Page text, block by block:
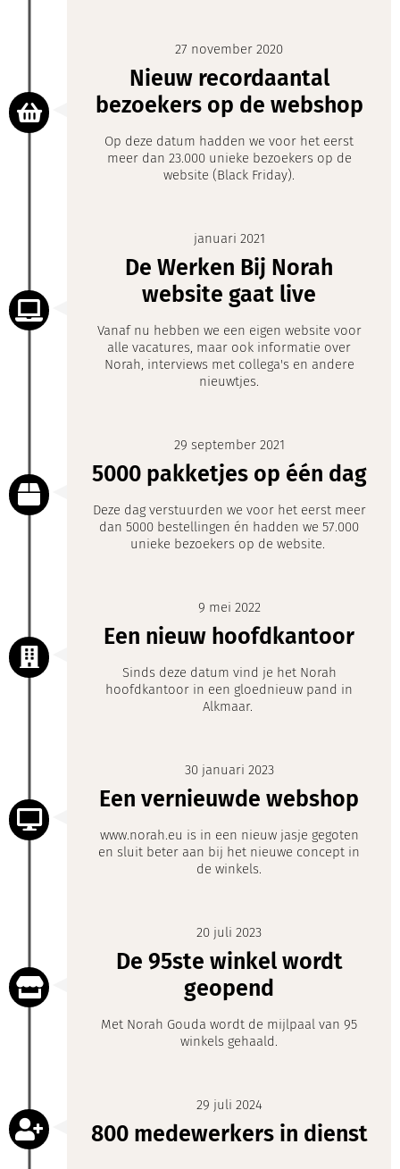
27 november 2020
Nieuw recordaantal
bezoekers op de webshop
Op deze datum hadden we voor het eerst
meer dan 23.000 unieke bezoekers op de
website (Black Friday).
januari 2021
De Werken Bij Norah
website gaat live
Vanaf nu hebben we een eigen website voor
alle vacatures, maar ook informatie over
Norah, interviews met collega's en andere
nieuwtjes.
29 september 2021
5000 pakketjes op één dag
Deze dag verstuurden we voor het eerst meer
dan 5000 bestellingen én hadden we 57.000
unieke bezoekers op de website.
9 mei 2022
Een nieuw hoofdkantoor
Sinds deze datum vind je het Norah
hoofdkantoor in een gloednieuw pand in
Alkmaar.
30 januari 2023
Een vernieuwde webshop
www.norah.eu is in een nieuw jasje gegoten
en sluit beter aan bij het nieuwe concept in
de winkels.
20 juli 2023
De 95ste winkel wordt
geopend
Met Norah Gouda wordt de mijlpaal van 95
winkels gehaald.
29 juli 2024
800 medewerkers in dienst